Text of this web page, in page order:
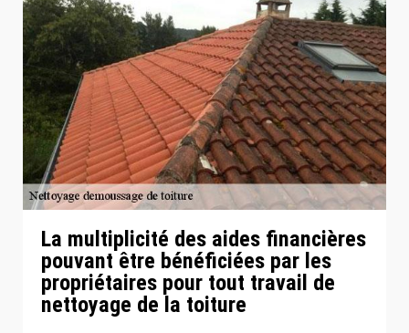
La multiplicité des aides financières
pouvant être bénéficiées par les
propriétaires pour tout travail de
nettoyage de la toiture